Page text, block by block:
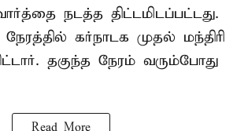
நடத்த திட்டமிடப்பட்டது.
கர்நாடக முதல் மந்திரி
தகுந்த நேரம் வரும்போது
Read More